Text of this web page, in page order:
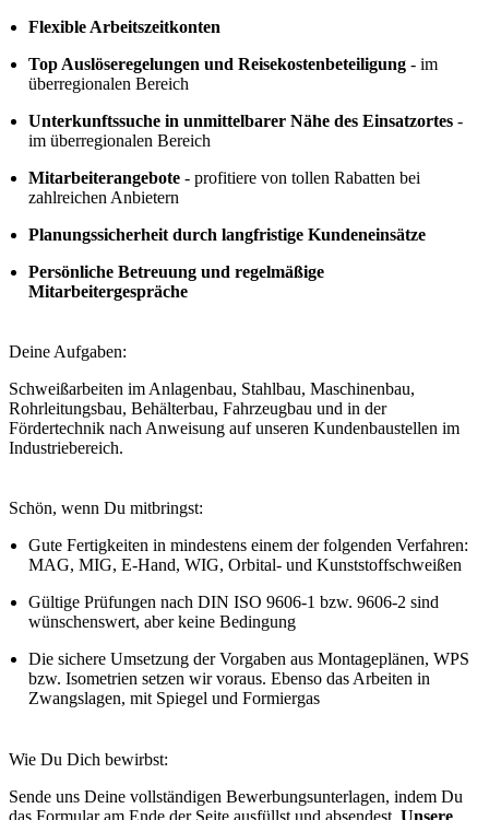
Flexible Arbeitszeitkonten
Top Auslöseregelungen und Reisekostenbeteiligung - im
überregionalen Bereich
Unterkunftssuche in unmittelbarer Nähe des Einsatzortes -
im überregionalen Bereich
Mitarbeiterangebote - profitiere von tollen Rabatten bei
zahlreichen Anbietern
Planungssicherheit durch langfristige Kundeneinsätze
Persönliche Betreuung und regelmäßige
Mitarbeitergespräche
Deine Aufgaben:
Schweißarbeiten im Anlagenbau, Stahlbau, Maschinenbau,
Rohrleitungsbau, Behälterbau, Fahrzeugbau und in der
Fördertechnik nach Anweisung auf unseren Kundenbaustellen im
Industriebereich.
Schön, wenn Du mitbringst:
Gute Fertigkeiten in mindestens einem der folgenden Verfahren:
MAG, MIG, E-Hand, WIG, Orbital- und Kunststoffschweißen
Gültige Prüfungen nach DIN ISO 9606-1 bzw. 9606-2 sind
wünschenswert, aber keine Bedingung
Die sichere Umsetzung der Vorgaben aus Montageplänen, WPS
bzw. Isometrien setzen wir voraus. Ebenso das Arbeiten in
Zwangs­lagen, mit Spiegel und Formiergas
Wie Du Dich bewirbst:
Sende uns Deine vollständigen Bewerbungsunterlagen, indem Du
das Formular am Ende der Seite ausfüllst und absendest. Unsere